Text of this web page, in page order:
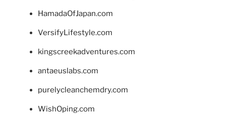
HamadaOfJapan.com
VersifyLifestyle.com
kingscreekadventures.com
antaeuslabs.com
purelycleanchemdry.com
WishOping.com